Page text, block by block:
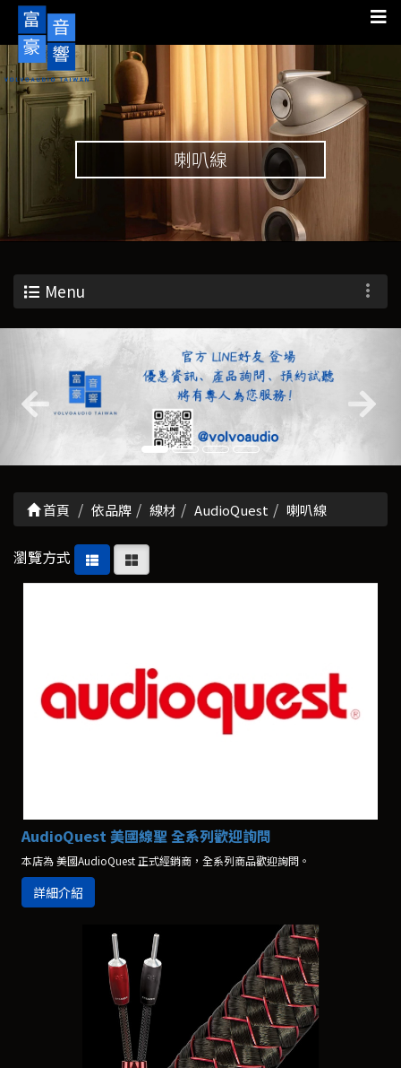
喇叭線
Menu
首頁 依品牌 線材 AudioQuest 喇叭線
瀏覽方式
AudioQuest 美國線聖 全系列歡迎詢問
本店為 美國AudioQuest 正式經銷商，全系列商品歡迎詢問。
詳細介紹